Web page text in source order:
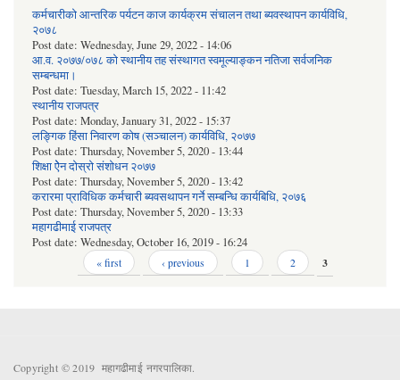
कर्मचारीको आन्तरिक पर्यटन काज कार्यक्रम संचालन तथा ब्यवस्थापन कार्यविधि,
२०७८
Post date: Wednesday, June 29, 2022 - 14:06
आ.व. २०७७/०७८ को स्थानीय तह संस्थागत स्वमूल्याङ्कन नतिजा सर्वजनिक
सम्बन्धमा।
Post date: Tuesday, March 15, 2022 - 11:42
स्थानीय राजपत्र
Post date: Monday, January 31, 2022 - 15:37
लङ्गिक हिंसा निवारण कोष (सञ्‍चालन) कार्यविधि, २०७७
Post date: Thursday, November 5, 2020 - 13:44
शिक्षा ऐेन दोस्रो संशोधन २०७७
Post date: Thursday, November 5, 2020 - 13:42
करारमा प्राविधिक कर्मचारी ब्यवसथापन गर्ने सम्बन्धि कार्यबिधि, २०७६
Post date: Thursday, November 5, 2020 - 13:33
महागढीमाई राजपत्र
Post date: Wednesday, October 16, 2019 - 16:24
« first ‹ previous 1 2 3
Copyright © 2019 महागढीमाई नगरपालिका.